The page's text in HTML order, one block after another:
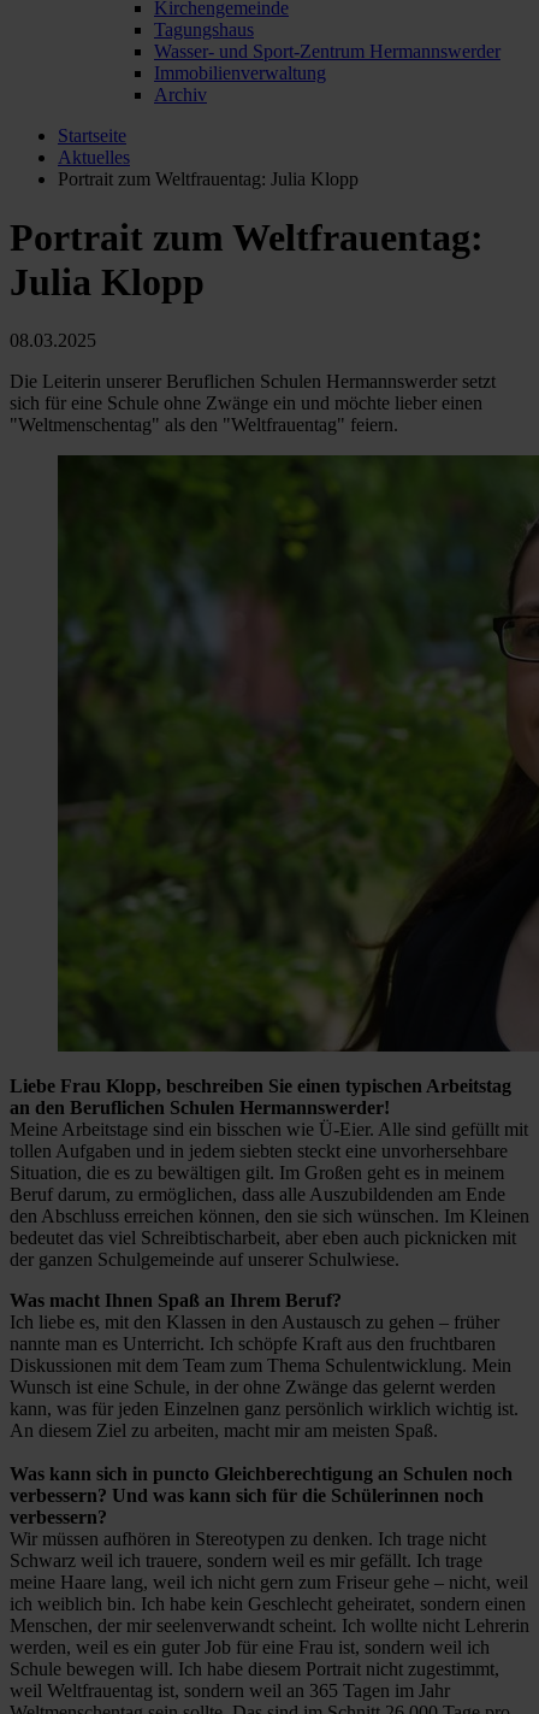
Kirchengemeinde
Tagungshaus
Wasser- und Sport-Zentrum Hermannswerder
Immobilienverwaltung
Archiv
Startseite
Aktuelles
Portrait zum Weltfrauentag: Julia Klopp
Portrait zum Weltfrauentag:
Julia Klopp
08.03.2025
Die Leiterin unserer Beruflichen Schulen Hermannswerder setzt
sich für eine Schule ohne Zwänge ein und möchte lieber einen
"Weltmenschentag" als den "Weltfrauentag" feiern.
Liebe Frau Klopp, beschreiben Sie einen typischen Arbeitstag
an den Beruflichen Schulen Hermannswerder!
Meine Arbeitstage sind ein bisschen wie Ü-Eier. Alle sind gefüllt mit
tollen Aufgaben und in jedem siebten steckt eine unvorhersehbare
Situation, die es zu bewältigen gilt. Im Großen geht es in meinem
Beruf darum, zu ermöglichen, dass alle Auszubildenden am Ende
den Abschluss erreichen können, den sie sich wünschen. Im Kleinen
bedeutet das viel Schreibtischarbeit, aber eben auch picknicken mit
der ganzen Schulgemeinde auf unserer Schulwiese.
Was macht Ihnen Spaß an Ihrem Beruf?
Ich liebe es, mit den Klassen in den Austausch zu gehen – früher
nannte man es Unterricht. Ich schöpfe Kraft aus den fruchtbaren
Diskussionen mit dem Team zum Thema Schulentwicklung. Mein
Wunsch ist eine Schule, in der ohne Zwänge das gelernt werden
kann, was für jeden Einzelnen ganz persönlich wirklich wichtig ist.
An diesem Ziel zu arbeiten, macht mir am meisten Spaß.
Was kann sich in puncto Gleichberechtigung an Schulen noch
verbessern? Und was kann sich für die Schülerinnen noch
verbessern?
Wir müssen aufhören in Stereotypen zu denken. Ich trage nicht
Schwarz weil ich trauere, sondern weil es mir gefällt. Ich trage
meine Haare lang, weil ich nicht gern zum Friseur gehe – nicht, weil
ich weiblich bin. Ich habe kein Geschlecht geheiratet, sondern einen
Menschen, der mir seelenverwandt scheint. Ich wollte nicht Lehrerin
werden, weil es ein guter Job für eine Frau ist, sondern weil ich
Schule bewegen will. Ich habe diesem Portrait nicht zugestimmt,
weil Weltfrauentag ist, sondern weil an 365 Tagen im Jahr